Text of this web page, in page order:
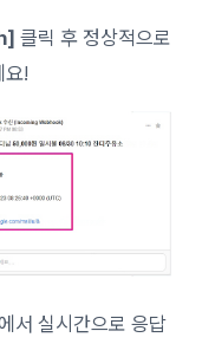
클릭 후 정상적으로
요!
서 실시간으로 응답